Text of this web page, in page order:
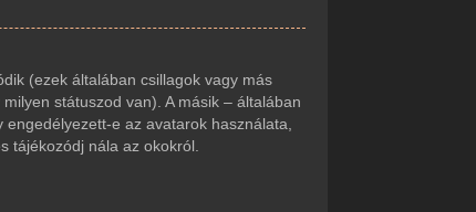
(ezek általában csillagok vagy más
státuszod van). A másik – általában
e az avatarok használata,
tájékozódj nála az okokról.